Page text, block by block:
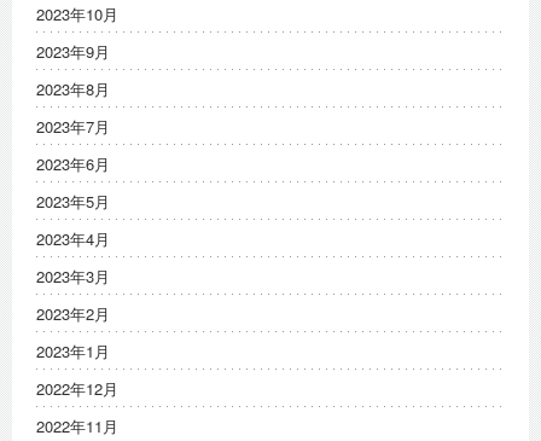
2023年10月
2023年9月
2023年8月
2023年7月
2023年6月
2023年5月
2023年4月
2023年3月
2023年2月
2023年1月
2022年12月
2022年11月